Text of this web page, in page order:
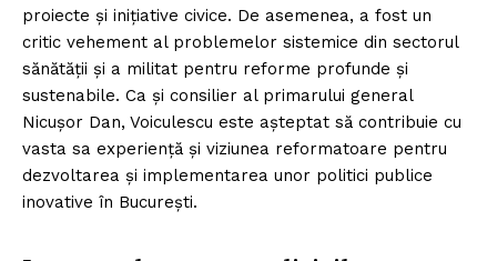
proiecte și inițiative civice. De asemenea, a fost un
critic vehement al problemelor sistemice din sectorul
sănătății și a militat pentru reforme profunde și
sustenabile. Ca și consilier al primarului general
Nicușor Dan, Voiculescu este așteptat să contribuie cu
vasta sa experiență și viziunea reformatoare pentru
dezvoltarea și implementarea unor politici publice
inovative în București.